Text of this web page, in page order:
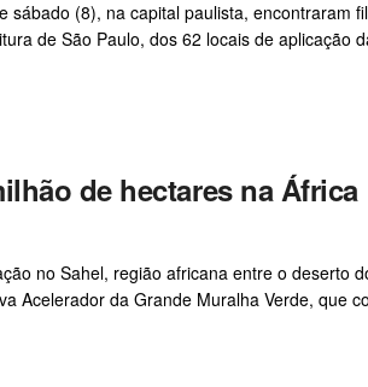
(8), na capital paulista, encontraram
de São Paulo, dos 62 locais de aplicação
de hectares na África
no Sahel, região africana entre o deserto
Acelerador da Grande Muralha Verde, que